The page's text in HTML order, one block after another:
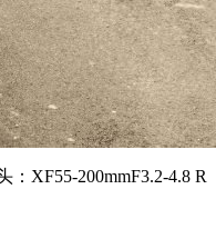
XF55-200mmF3.2-4.8 R